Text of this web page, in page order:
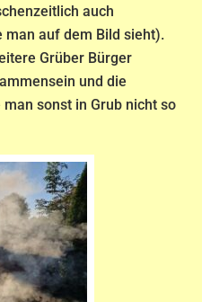
auch
man auf dem Bild sieht).
Grüber Bürger
und die
sonst in Grub nicht so